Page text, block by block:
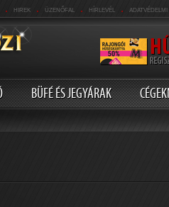
. HIREK . ÜZENŐFAL . HÍRLEVÉL . ADATVÉDELMI
BÜFÉ ÉS JEGYÁRAK